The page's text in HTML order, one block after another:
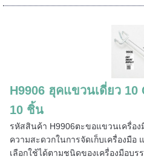
H9906 ฮุคแขวนเดี่ยว 10
10 ชิ้น
รหัสสินค้า H9906ตะขอแขวนเครื่อง
ความสะดวกในการจัดเก็บเครื่องมือ
เลือกใช้ได้ตามชนิดของเครื่องมือบร